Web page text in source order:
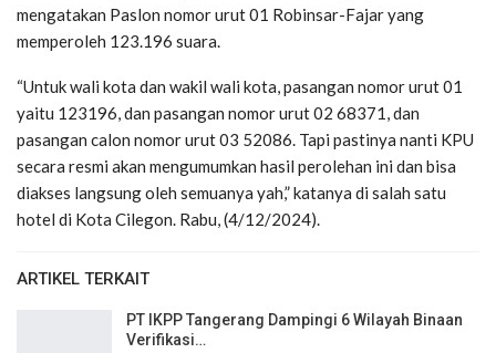
mengatakan Paslon nomor urut 01 Robinsar-Fajar yang
memperoleh 123.196 suara.
“Untuk wali kota dan wakil wali kota, pasangan nomor urut 01
yaitu 123196, dan pasangan nomor urut 02 68371, dan
pasangan calon nomor urut 03 52086. Tapi pastinya nanti KPU
secara resmi akan mengumumkan hasil perolehan ini dan bisa
diakses langsung oleh semuanya yah,” katanya di salah satu
hotel di Kota Cilegon. Rabu, (4/12/2024).
ARTIKEL TERKAIT
PT IKPP Tangerang Dampingi 6 Wilayah Binaan
Verifikasi…